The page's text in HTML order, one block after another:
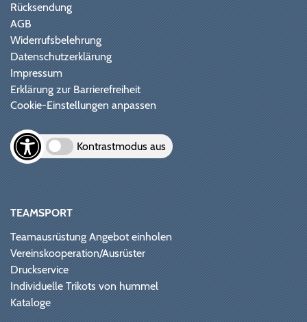
Rücksendung
AGB
Widerrufsbelehrung
Datenschutzerklärung
Impressum
Erklärung zur Barrierefreiheit
Cookie-Einstellungen anpassen
Kontrastmodus aus
TEAMSPORT
Teamausrüstung Angebot einholen
Vereinskooperation/Ausrüster
Druckservice
Individuelle Trikots von hummel
Kataloge